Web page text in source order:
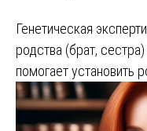
Генетическая
родства (брат,
помогает установить